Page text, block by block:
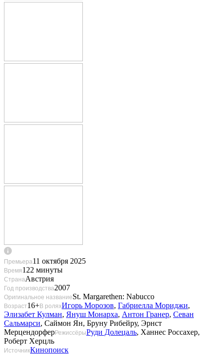
Премьера11 октября 2025
Время122 минуты
СтранаАвстрия
Год производства2007
Оригинальное названиеSt. Margarethen: Nabucco
Возраст16+В роляхИгорь Морозов, Габриелла Мориджи,
Элизабет Кулман, Януш Монарха, Антон Гранер, Севан
Сальмарси, Саймон Ян, Бруну Рибейру, Эрнст
МерцендорферРежиссёрыРуди Долецаль, Ханнес Россахер,
Роберт Херцль
ИсточникКинопоиск